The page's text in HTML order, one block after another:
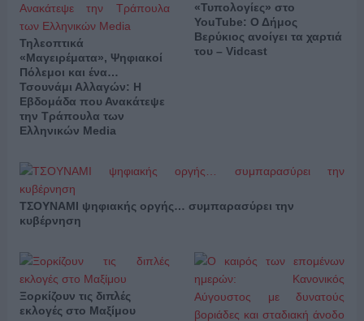
Τηλεοπτικά
«Μαγειρέματα», Ψηφιακοί
Πόλεμοι και ένα…
Τσουνάμι Αλλαγών: Η
Εβδομάδα που Ανακάτεψε
την Τράπουλα των
Ελληνικών Media
«Τυπολογίες» στο
YouTube: Ο Δήμος
Βερύκιος ανοίγει τα χαρτιά
του – Vidcast
ΤΣΟΥΝΑΜΙ ψηφιακής οργής… συμπαρασύρει την
κυβέρνηση
Ξορκίζουν τις διπλές
εκλογές στο Μαξίμου